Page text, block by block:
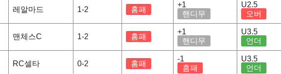
레알마드 1-2 홈패
+1
핸디무
U2.5
오버
맨체스C 1-2 홈패
+1
핸디무
U3.5
언더
RC셀타 0-2 홈패
-1
홈패
U3.5
언더